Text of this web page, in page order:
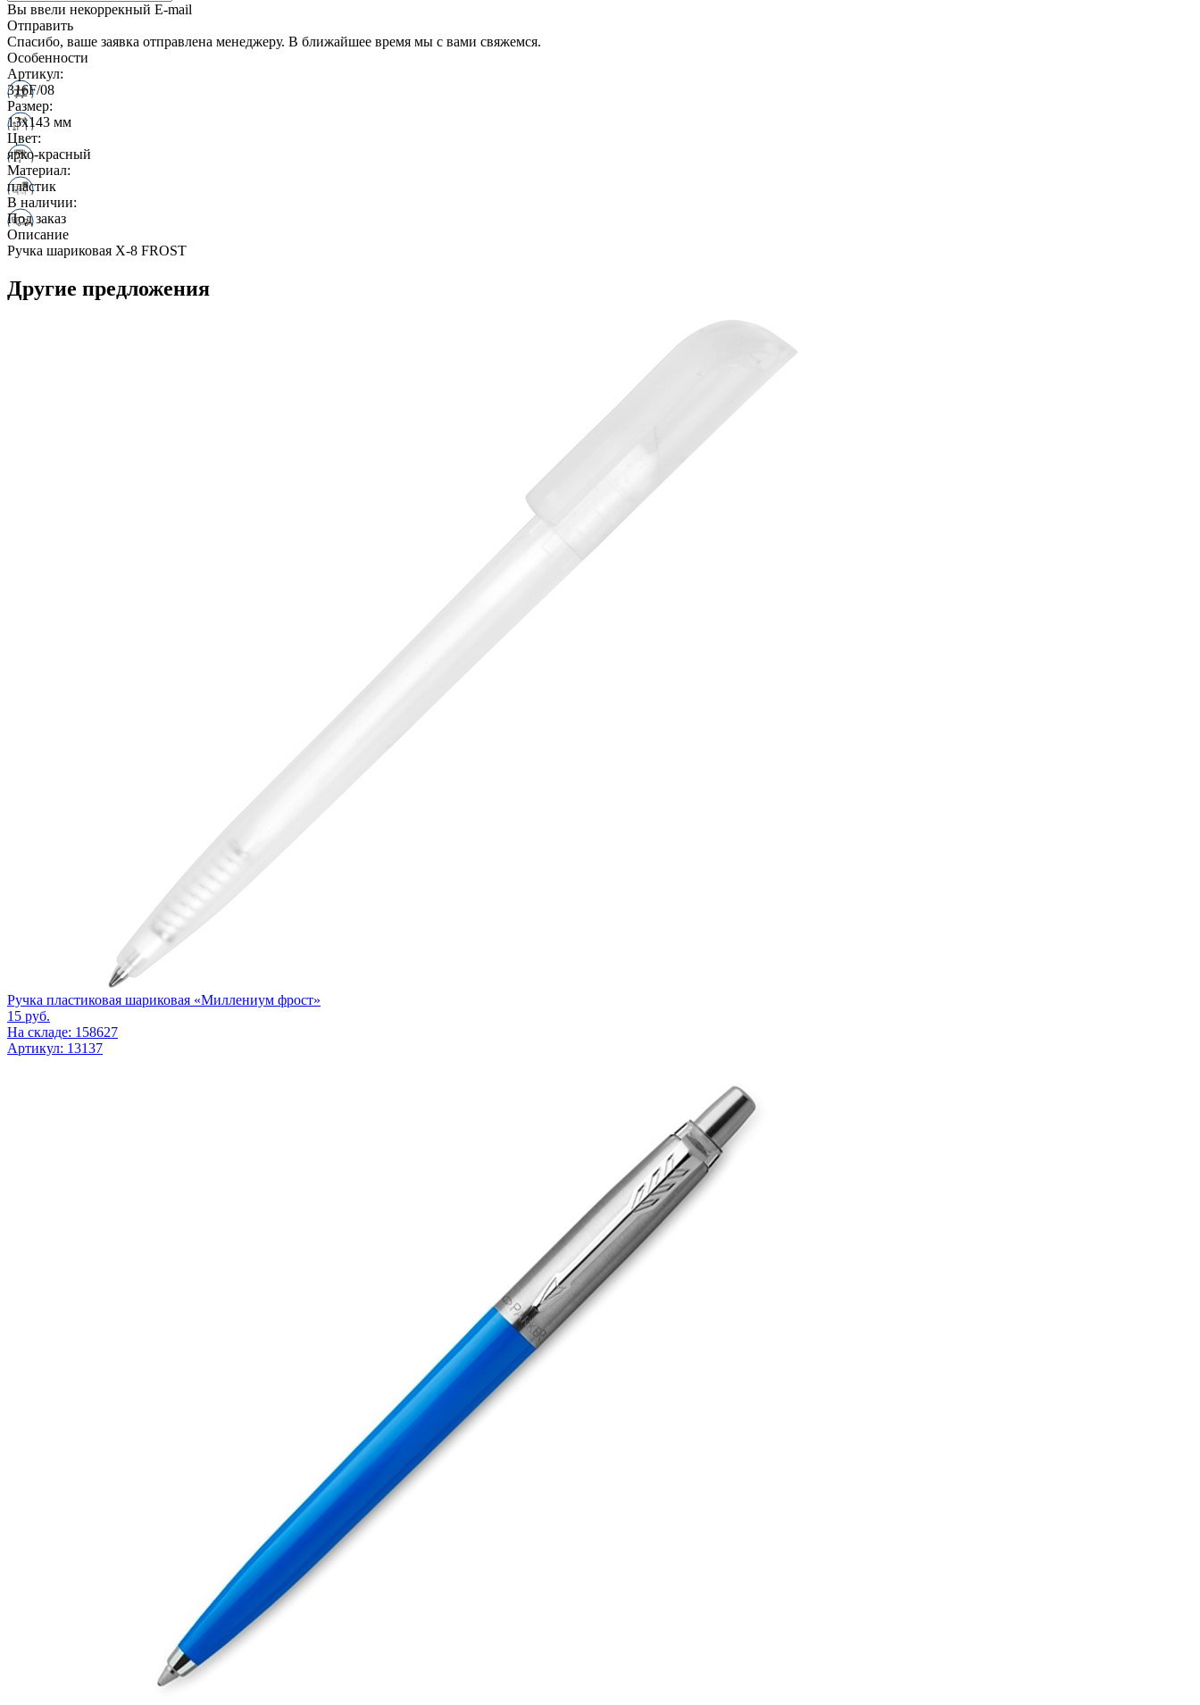
Вы ввели некоррекный E-mail
Отправить
Спасибо, ваше заявка отправлена менеджеру. В ближайшее время мы с вами свяжемся.
Особенности
Артикул:
316F/08
Размер:
13х143 мм
Цвет:
ярко-красный
Материал:
пластик
В наличии:
Под заказ
Описание
Ручка шариковая X-8 FROST
Другие предложения
Ручка пластиковая шариковая «Миллениум фрост»
15 руб.
На складе: 158627
Артикул: 13137